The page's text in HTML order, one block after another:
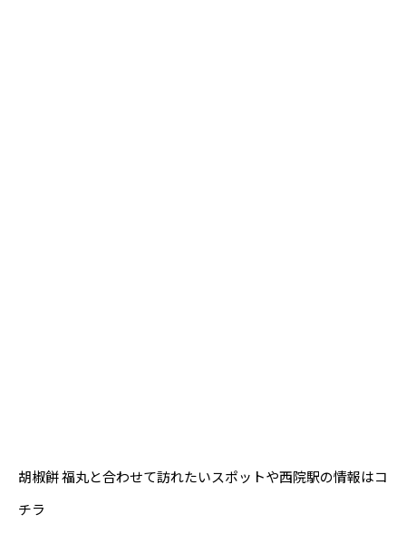
胡椒餅 福丸と合わせて訪れたいスポットや西院駅の情報はコ
チラ